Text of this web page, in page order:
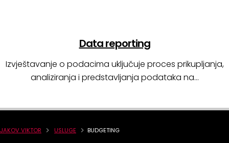
Data reporting
Izvještavanje o podacima uključuje proces prikupljanja,
analiziranja i predstavljanja podataka na…
JAKOV VIKTOR USLUGE BUDGETING